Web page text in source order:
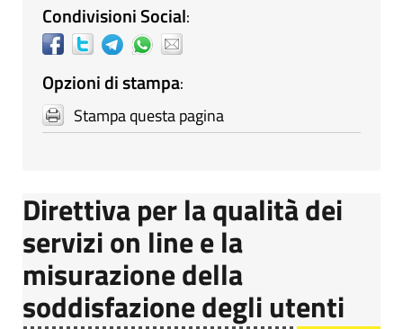
Condivisioni Social:
Opzioni di stampa:
Stampa questa pagina
Direttiva per la qualità dei
servizi on line e la
misurazione della
soddisfazione degli utenti